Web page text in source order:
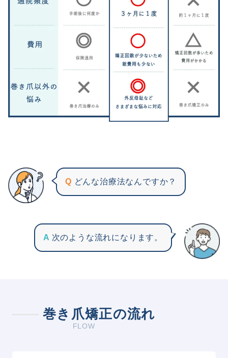
Q どんな治療法なんですか？
A 次のような流れになります。
巻き爪矯正の流れ
FLOW